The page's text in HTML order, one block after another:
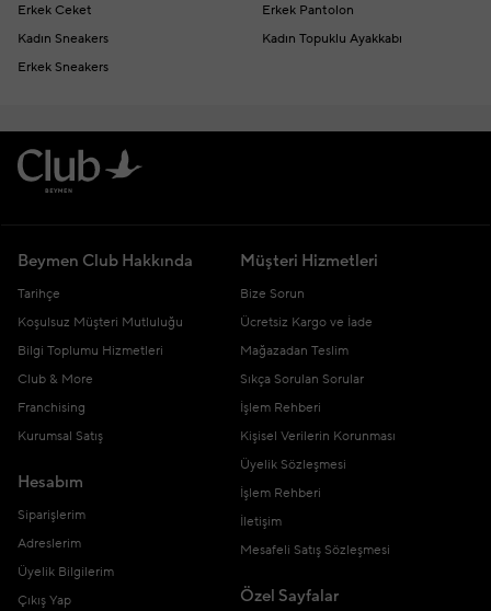
Erkek Ceket
Erkek Pantolon
Kadın Sneakers
Kadın Topuklu Ayakkabı
Erkek Sneakers
Beymen Club Hakkında
Tarihçe
Koşulsuz Müşteri Mutluluğu
Bilgi Toplumu Hizmetleri
Club & More
Franchising
Kurumsal Satış
Hesabım
Siparişlerim
Adreslerim
Üyelik Bilgilerim
Çıkış Yap
Müşteri Hizmetleri
Bize Sorun
Ücretsiz Kargo ve İade
Mağazadan Teslim
Sıkça Sorulan Sorular
İşlem Rehberi
Kişisel Verilerin Korunması
Üyelik Sözleşmesi
İşlem Rehberi
İletişim
Mesafeli Satış Sözleşmesi
Özel Sayfalar